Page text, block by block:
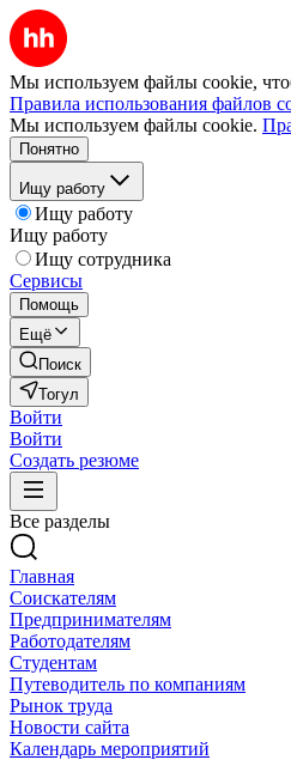
Мы используем файлы cookie,
Правила использования файлов
Мы используем файлы cookie.
Понятно
Ищу работу
Ищу работу
Ищу работу
Ищу сотрудника
Сервисы
Помощь
Ещё
Поиск
Тогул
Войти
Войти
Создать резюме
Все разделы
Главная
Соискателям
Предпринимателям
Работодателям
Студентам
Путеводитель по компаниям
Рынок труда
Новости сайта
Календарь мероприятий